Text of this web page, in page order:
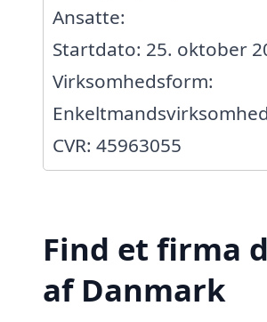
Ansatte:
Startdato: 25. oktober
Virksomhedsform:
Enkeltmandsvirksomhed
CVR: 45963055
Find et firma
af Danmark